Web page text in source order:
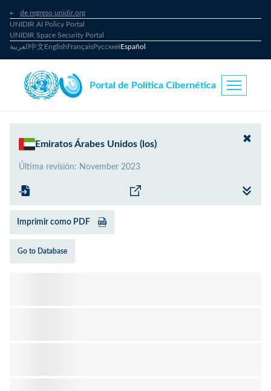
de regreso unidir.org
UNIDIR AI Policy Portal
UNIDIR Space Security Portal
العربية 中文EnglishFrançaisРусскийEspañol
Portal de Política Cibernética
Emiratos Árabes Unidos (los)
Última revisión: November 2023
Imprimir como PDF
Go to Database